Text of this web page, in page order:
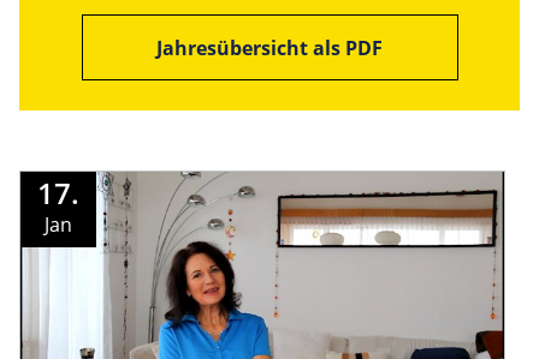
Jahresübersicht als PDF
17.
Jan